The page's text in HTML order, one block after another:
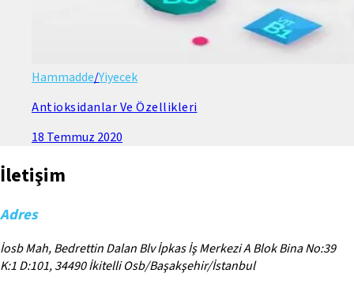
Hammadde/Yiyecek
Antioksidanlar Ve Özellikleri
18 Temmuz 2020
İletişim
Adres
İosb Mah, Bedrettin Dalan Blv İpkas İş Merkezi A Blok Bina No:39
K:1 D:101, 34490 İkitelli Osb/Başakşehir/İstanbul